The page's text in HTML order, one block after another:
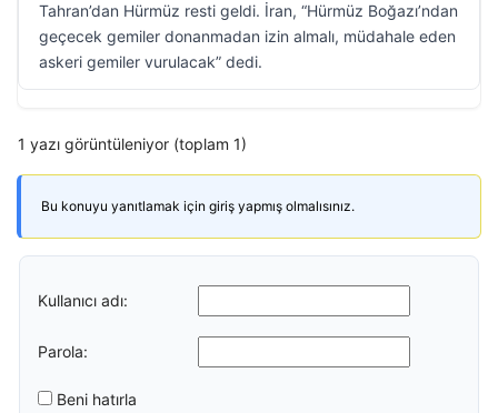
Tahran’dan Hürmüz resti geldi. İran, “Hürmüz Boğazı’ndan
geçecek gemiler donanmadan izin almalı, müdahale eden
askeri gemiler vurulacak” dedi.
1 yazı görüntüleniyor (toplam 1)
Bu konuyu yanıtlamak için giriş yapmış olmalısınız.
Kullanıcı adı:
Parola:
Beni hatırla